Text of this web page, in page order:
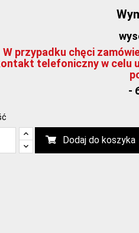
W przypadku chęci
telefoniczny w celu
-
Dodaj do koszyka